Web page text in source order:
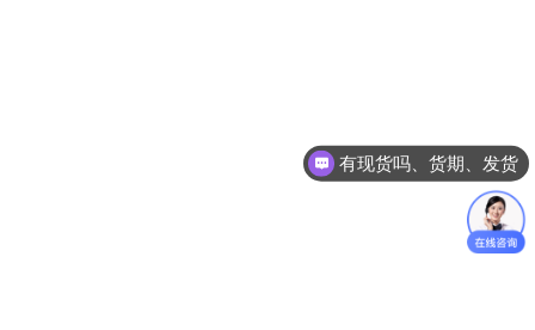
有现货吗、货期、发货